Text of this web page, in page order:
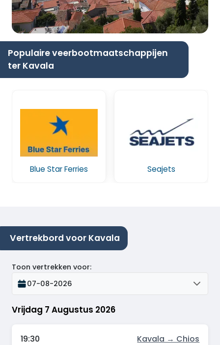
Populaire veerbootmaatschappijen
ter Kavala
Blue Star Ferries Seajets
Vertrekbord voor Kavala
Vrijdag 7 Augustus 2026
Toon vertrekken voor:
07-08-2026
19:30 Kavala → Chios